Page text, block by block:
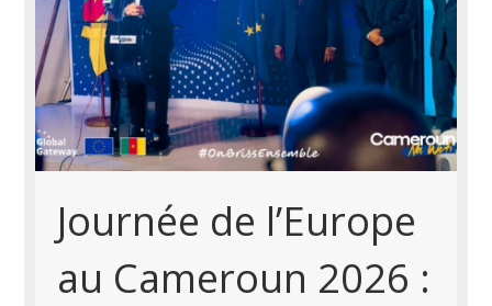
Journée de l’Europe
au Cameroun 2026 :